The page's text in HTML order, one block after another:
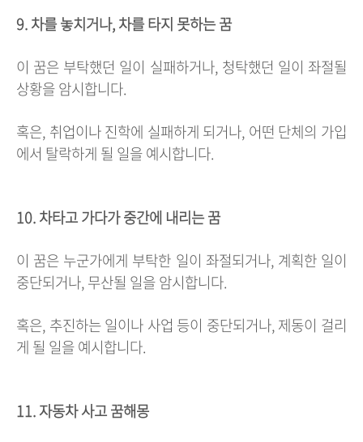
9. 차를 놓치거나, 차를 타지 못하는 꿈
이 꿈은 부탁했던 일이 실패하거나, 청탁했던 일이 좌절될
상황을 암시합니다.
혹은, 취업이나 진학에 실패하게 되거나, 어떤 단체의 가입
에서 탈락하게 될 일을 예시합니다.
10. 차타고 가다가 중간에 내리는 꿈
이 꿈은 누군가에게 부탁한 일이 좌절되거나, 계획한 일이
중단되거나, 무산될 일을 암시합니다.
혹은, 추진하는 일이나 사업 등이 중단되거나, 제동이 걸리
게 될 일을 예시합니다.
11. 자동차 사고 꿈해몽